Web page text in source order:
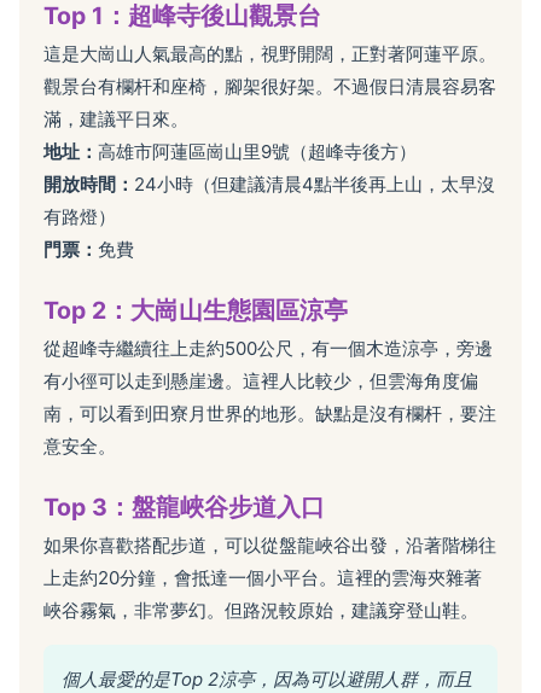
Top 1：超峰寺後山觀景台
這是大崗山人氣最高的點，視野開闊，正對著阿蓮平原。
觀景台有欄杆和座椅，腳架很好架。不過假日清晨容易客
滿，建議平日來。
地址： 高雄市阿蓮區崗山里9號（超峰寺後方）
開放時間： 24小時（但建議清晨4點半後再上山，太早沒
有路燈）
門票： 免費
Top 2：大崗山生態園區涼亭
從超峰寺繼續往上走約500公尺，有一個木造涼亭，旁邊
有小徑可以走到懸崖邊。這裡人比較少，但雲海角度偏
南，可以看到田寮月世界的地形。缺點是沒有欄杆，要注
意安全。
Top 3：盤龍峽谷步道入口
如果你喜歡搭配步道，可以從盤龍峽谷出發，沿著階梯往
上走約20分鐘，會抵達一個小平台。這裡的雲海夾雜著
峽谷霧氣，非常夢幻。但路況較原始，建議穿登山鞋。
個人最愛的是Top 2涼亭，因為可以避開人群，而且